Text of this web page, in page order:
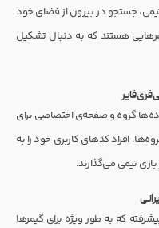
جستجو در بیرون از فضای خود
هستند که به دنبال تشکیل
فری فایر
ده‌ها گروه و صفحه‌ی اختصاصی برای
افراد کدهای کاربری خود را به
تیمی می‌گذارند.
که به طور ویژه برای گیمرها